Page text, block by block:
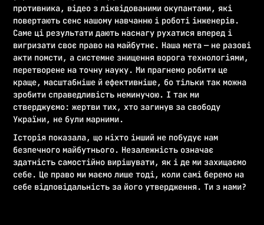
противника, відео з ліквідованими окупантами, які
повертають сенс нашому навчанню і роботі інженерів.
Саме ці результати дають наснагу рухатися вперед і
вигризати своє право на майбутнє. Наша мета — не разові
акти помсти, а системне знищення ворога технологіями,
перетворене на точну науку. Ми прагнемо робити це
краще, масштабніше й ефективніше, бо тільки так можна
зробити справедливість неминучою. І так ми
стверджуємо: жертви тих, хто загинув за свободу
України, не були марними.
Історія показала, що ніхто інший не побудує нам
безпечного майбутнього. Незалежність означає
здатність самостійно вирішувати, як і де ми захищаємо
себе. Це право ми маємо лише тоді, коли самі беремо на
себе відповідальність за його утвердження. Ти з нами?